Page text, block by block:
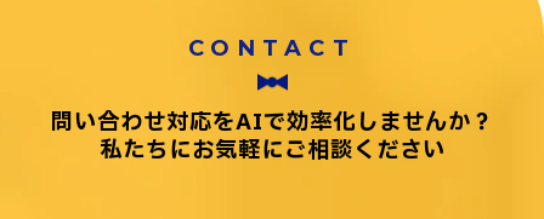
CONTACT
問い合わせ対応をAIで効率化しませんか？
私たちにお気軽にご相談ください